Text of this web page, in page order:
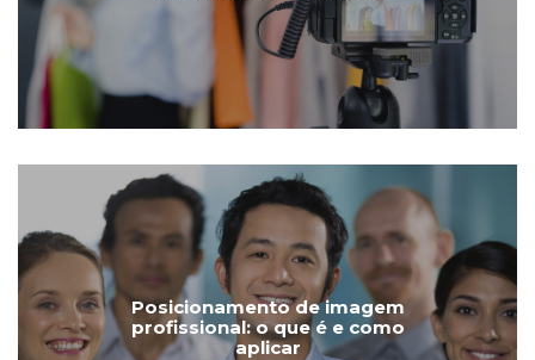
Posicionamento de imagem
profissional: o que é e como
aplicar